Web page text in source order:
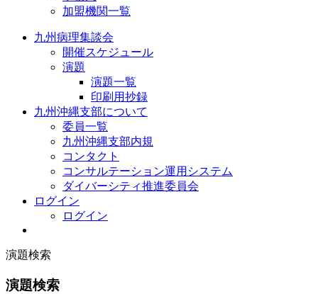
加盟機関一覧
九州病理集談会
開催スケジュール
演題
演題一覧
印刷用抄録
九州沖縄支部について
委員一覧
九州沖縄支部内規
コンタクト
コンサルテーション運用システム
ダイバーシティ推進委員会
ログイン
ログイン
演題検索
演題検索